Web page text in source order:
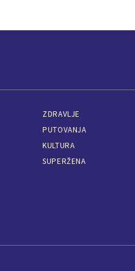
ZDRAVLJE
PUTOVANJA
KULTURA
SUPERŽENA